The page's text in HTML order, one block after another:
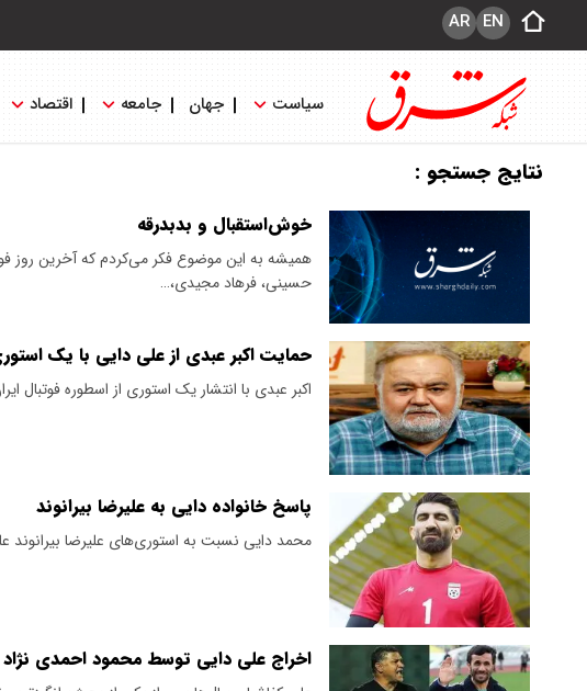
EN
AR
سیاست جهان جامعه اقتصاد
نتایج جستجو :
خوش‌‌استقبال و بد‌بدرقه
همیشه به این موضوع فکر می‌کردم که آخرین روز
حسینی، فرهاد مجیدی،…
حمایت اکبر عبدی از علی دایی با یک
اکبر عبدی با انتشار یک استوری از اسطوره فوتبال
پاسخ خانواده دایی به علیرضا بیرانوند
محمد دایی نسبت به استوری‌های علیرضا بیرانوند
اخراج علی دایی توسط محمود احمدی نژاد